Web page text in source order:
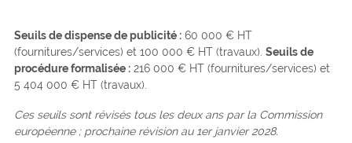
Seuils de dispense de publicité :60 000 € HT
(fournitures/services) et 100 000 € HT (travaux). Seuils de
procédure formalisée :216 000 € HT (fournitures/services) et
5 404 000 € HT (travaux).
Ces seuils sont révisés tous les deux ans par la Commission
européenne ; prochaine révision au 1er janvier 2028.